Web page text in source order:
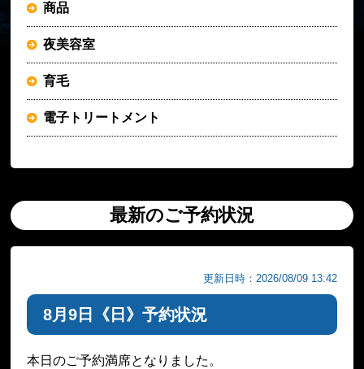
商品
夜美容室
育毛
電子トリートメント
最新のご予約状況
更新日時：2026/08/09 13:42
8月9日《日》予約状況
本日のご予約満席となりました。